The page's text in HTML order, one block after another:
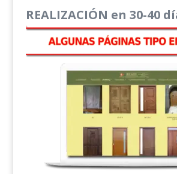
REALIZACIÓN en 30-40